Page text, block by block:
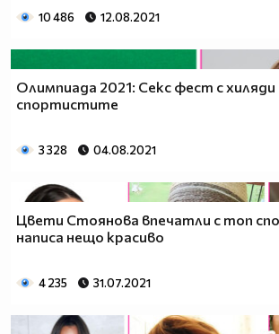
10 486 12.08.2021
Олимпиада 2021: Секс фест с хиляди
спортистите
3 328 04.08.2021
Цвети Стоянова впечатли с топ
написа нещо красиво
4 235 31.07.2021